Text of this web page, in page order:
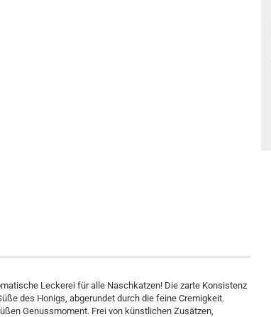
Leckerei für alle Naschkatzen! Die zarte Konsistenz
des Honigs, abgerundet durch die feine Cremigkeit.
Genussmoment. Frei von künstlichen Zusätzen,